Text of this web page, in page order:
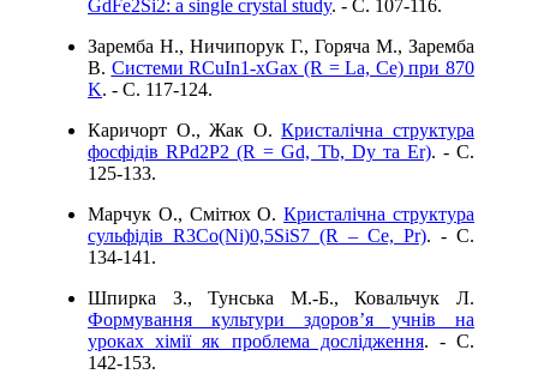
GdFe2Si2: a single crystal study. - C. 107-116.
Заремба Н., Ничипорук Г., Горяча М., Заремба
В. Системи RCuIn1-xGax (R = La, Ce) при 870
K. - C. 117-124.
Каричорт О., Жак О.Кристалічна структура
фосфідів RPd2P2 (R = Gd, Tb, Dy та Er). - C.
125-133.
Марчук О., Смітюх О.Кристалічна структура
сульфідів R3Co(Ni)0,5SiS7 (R – Ce, Pr). - C.
134-141.
Шпирка З., Тунська М.-Б., Ковальчук Л.
Формування культури здоров’я учнів на
уроках хімії як проблема дослідження. - C.
142-153.